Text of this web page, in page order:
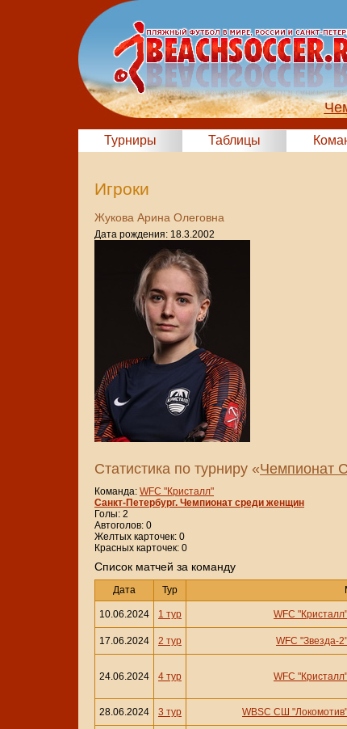
Турниры Таблицы
Игроки
Жукова Арина Олеговна
Дата рождения: 18.3.2002
Статистика по турниру «Чемпионат
Команда: WFC "Кристалл"
Санкт-Петербург. Чемпионат среди женщин
Голы: 2
Автоголов: 0
Желтых карточек: 0
Красных карточек: 0
Cписок матчей за команду
Дата Тур
10.06.2024 1 тур WFC "Кристалл"
17.06.2024 2 тур WFC "Звезда-2"
24.06.2024 4 тур WFC "Кристалл"
28.06.2024 3 тур WBSC СШ "Локомотив"